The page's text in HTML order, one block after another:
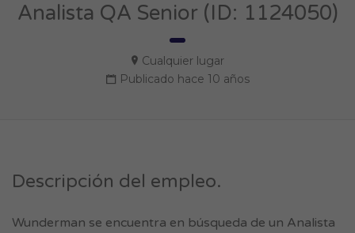
Analista QA Senior (ID: 1124050)
Cualquier lugar
Publicado hace 10 años
Descripción del empleo.
Wunderman se encuentra en búsqueda de un Analista